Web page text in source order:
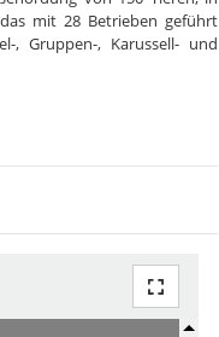
mit 28 Betrieben geführt
, Gruppen-, Karussell- und